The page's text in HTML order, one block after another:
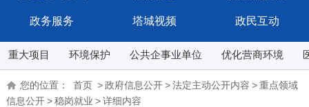
政务服务 塔城视频 政民互动
重大项目 环境保护 公共企事业单位 优化营商环境
您的位置： 首页 >政府信息公开>法定主动公开内容 >重点领域
信息公开>稳岗就业 >详细内容